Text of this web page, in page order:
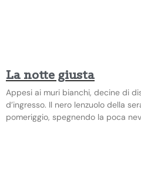
La notte giusta
Appesi ai muri bianchi, decine di
d’ingresso. Il nero lenzuolo della
pomeriggio, spegnendo la poca